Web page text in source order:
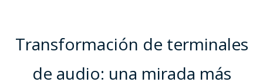
Transformación de terminales
de audio: una mirada más